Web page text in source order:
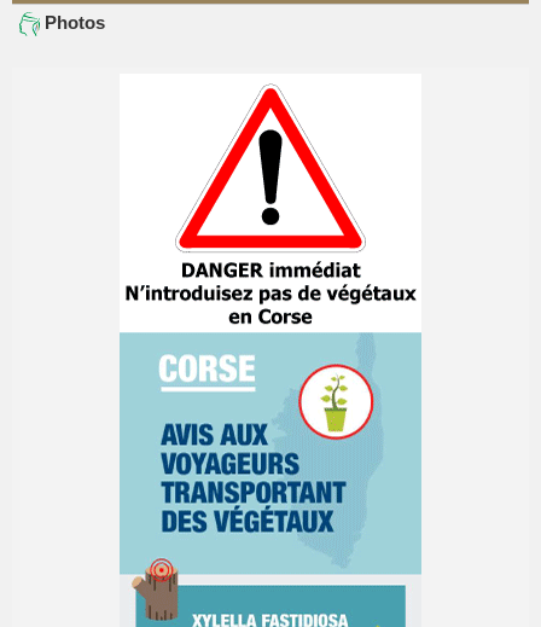
Photos